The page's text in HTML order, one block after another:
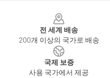
전 세계 배송
200개 이상의 국가로 배송
국제 보증
사용 국가에서 제공